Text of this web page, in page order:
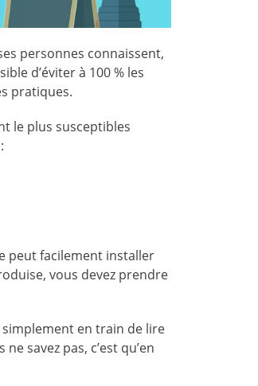
personnes connaissent,
d’éviter à 100 % les
pratiques.
le plus susceptibles
peut facilement installer
vous devez prendre
en train de lire
savez pas, c’est qu’en